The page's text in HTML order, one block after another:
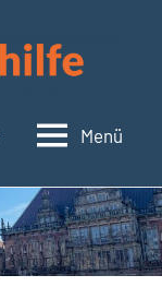
Menü